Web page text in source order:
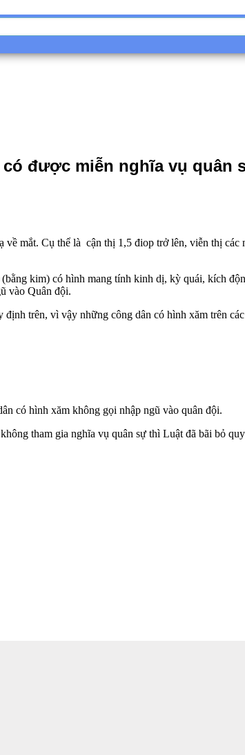
có được miễn nghĩa vụ quân
mắt. Cụ thể là cận thị 1,5 điop trở lên, viễn thị
kim) có hình mang tính kinh dị, kỳ quái, kích
vào Quân đội.
trên, vì vậy những công dân có hình xăm trên
có hình xăm không gọi nhập ngũ vào quân đội.
tham gia nghĩa vụ quân sự thì Luật đã bãi bỏ